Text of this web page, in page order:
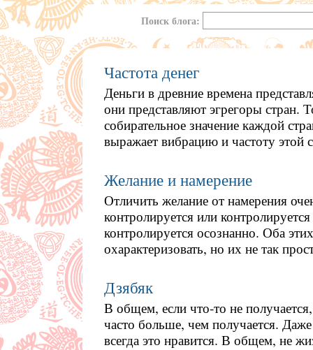
Поиск блога:
Частота денег
Деньги в древние времена
они представляют эгрегоры стран.
собирательное значение каждой
выражает вибрацию и частоту этой
Желание и намерение
Отличить желание от намерения
контролируется или
контролируется осознанно. Оба
охарактеризовать, но их не так
Дзябяк
В общем, если что-то не
часто больше, чем получается.
всегда это нравится. В общем, не